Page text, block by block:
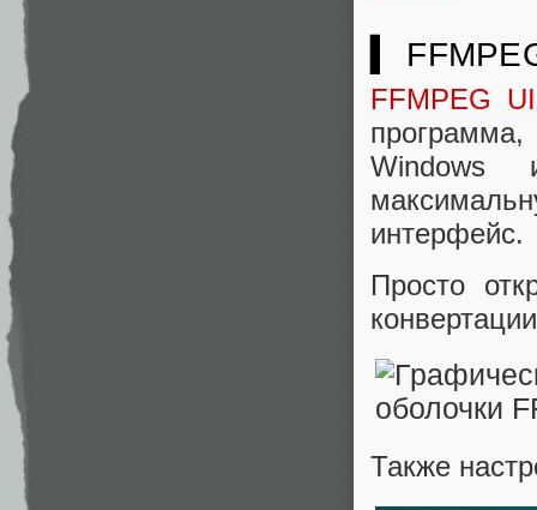
▍
FFMPEG UI
Windows
интерфейс.
Просто
Также